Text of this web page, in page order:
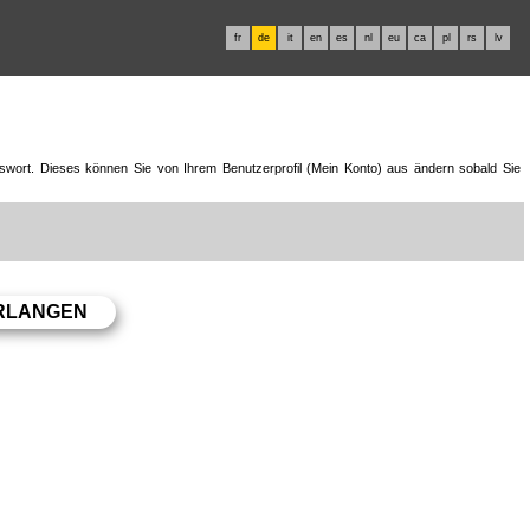
fr de it en es nl eu ca pl rs lv
Dieses können Sie von Ihrem Benutzerprofil (Mein Konto) aus ändern sobald Sie